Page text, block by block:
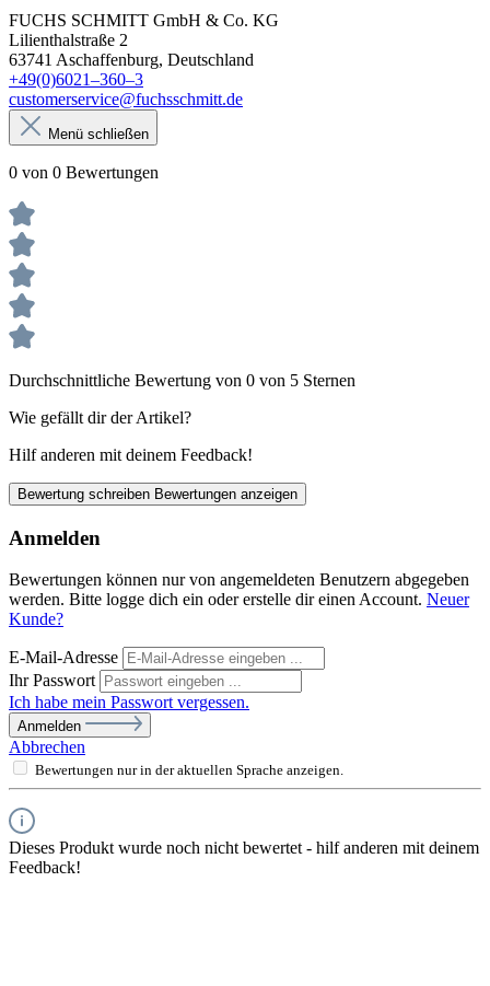
FUCHS SCHMITT GmbH & Co. KG
Lilienthalstraße 2
63741 Aschaffenburg, Deutschland
+49(0)6021–360–3
customerservice@fuchsschmitt.de
Menü schließen
0 von 0 Bewertungen
Durchschnittliche Bewertung von 0 von 5 Sternen
Wie gefällt dir der Artikel?
Hilf anderen mit deinem Feedback!
Bewertung schreiben Bewertungen anzeigen
Anmelden
Bewertungen können nur von angemeldeten Benutzern abgegeben
werden. Bitte logge dich ein oder erstelle dir einen Account. Neuer
Kunde?
E-Mail-Adresse
Ihr Passwort
Ich habe mein Passwort vergessen.
Anmelden
Abbrechen
Bewertungen nur in der aktuellen Sprache anzeigen.
Dieses Produkt wurde noch nicht bewertet - hilf anderen mit deinem
Feedback!